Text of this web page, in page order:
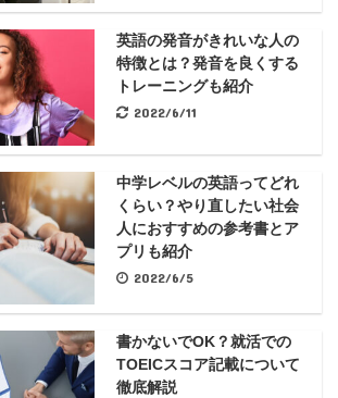
英語の発音がきれいな人の
特徴とは？発音を良くする
トレーニングも紹介
2022/6/11
中学レベルの英語ってどれ
くらい？やり直したい社会
人におすすめの参考書とア
プリも紹介
2022/6/5
書かないでOK？就活での
TOEICスコア記載について
徹底解説